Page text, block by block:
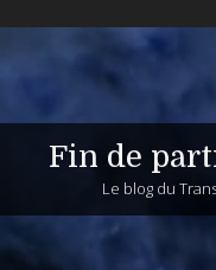
Fin de
Le blog du